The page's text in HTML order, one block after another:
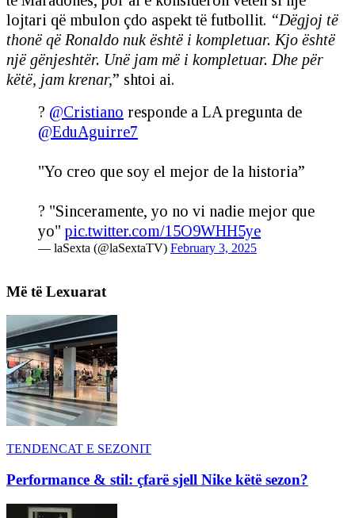
lojtari që mbulon çdo aspekt të futbollit. “Dëgjoj të
thonë që Ronaldo nuk është i kompletuar. Kjo është
një gënjeshtër. Unë jam më i kompletuar. Dhe për
këtë, jam krenar,” shtoi ai.
? @Cristiano responde a LA pregunta de
@EduAguirre7
"Yo creo que soy el mejor de la historia”
? "Sinceramente, yo no vi nadie mejor que
yo" pic.twitter.com/15O9WHH5ye
— laSexta (@laSextaTV) February 3, 2025
Më të Lexuarat
TENDENCAT E SEZONIT
Performance & stil: çfarë sjell Nike këtë sezon?